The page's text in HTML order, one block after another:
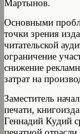
Мартынов.
Основными
точки зрения
читательской
ограничение
снижение
затрат на
Заместитель
печати,
Геннадий Кудий